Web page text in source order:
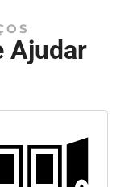
Ajudar